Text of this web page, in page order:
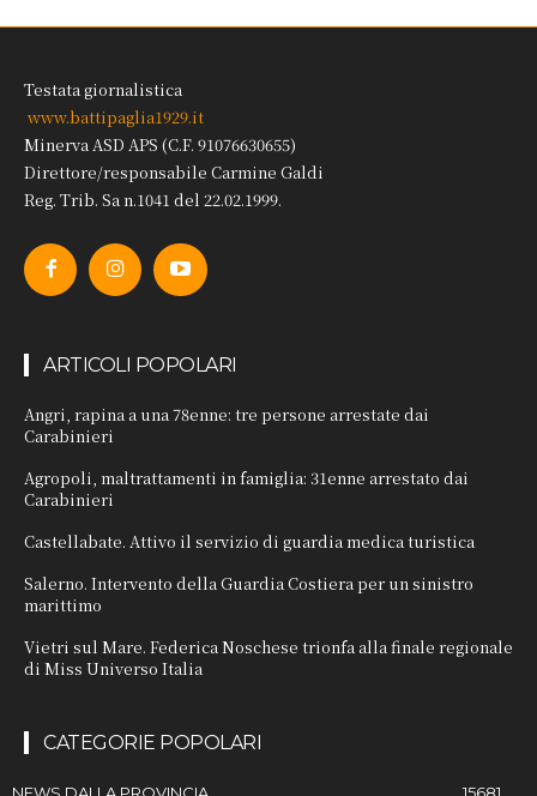
Testata giornalistica
www.battipaglia1929.it
Minerva ASD APS (C.F. 91076630655)
Direttore/responsabile Carmine Galdi
Reg. Trib. Sa n.1041 del 22.02.1999.
ARTICOLI POPOLARI
Angri, rapina a una 78enne: tre persone arrestate dai
Carabinieri
Agropoli, maltrattamenti in famiglia: 31enne arrestato dai
Carabinieri
Castellabate. Attivo il servizio di guardia medica turistica
Salerno. Intervento della Guardia Costiera per un sinistro
marittimo
Vietri sul Mare. Federica Noschese trionfa alla finale regionale
di Miss Universo Italia
CATEGORIE POPOLARI